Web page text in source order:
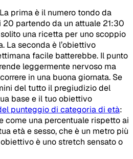
prima è il numero tondo da
partendo da un attuale 21:30
una ricetta per uno scoppio
La seconda è l’obiettivo
facile batterebbe. Il punto
leggermente nervoso ma
in una buona giornata. Se
del tutto il pregiudizio del
base e il tuo obiettivo
punteggio di categoria di età:
come una percentuale rispetto ai
età e sesso, che è un metro più
è uno stretch sensato o